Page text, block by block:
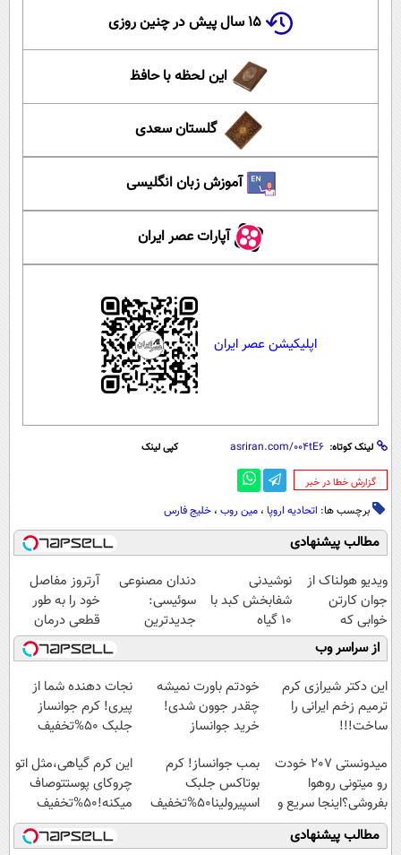
۱۵ سال پیش در چنین روزی
این لحظه با حافظ
گلستان سعدی
آموزش زبان انگلیسی
آپارات عصر ایران
اپلیکیشن عصر ایران
لینک کوتاه: کپی لینک
‌گزارش خطا در خبر
برچسب ها: اتحادیه اروپا ، مین روب ، خلیج فارس
مطالب پیشنهادی
ویدیو هولناک از
جوان کارتن
خوابی که
میلیاردر شد.
آموزش رایگان
نوشیدنی
شفابخش کبد با
10 گیاه
موثر(تخفیف تا
امشب)
دندان مصنوعی
سوئیسی:
جدیدترین
فناوری اروپا،
سبک و مقاوم |
پرداخت قسطی
آرتروز مفاصل
خود را به طور
قطعی درمان
کنید!
◗پرسش‌نامه◖
از سراسر وب
این دکتر شیرازی کرم
ترمیم زخم ایرانی را
ساخت!!!
خودتم باورت نمیشه
چقدر جوون شدی!
خرید جوانساز
ویژه
نجات دهنده شما از
پیری! کرم جوانساز
جلبک 50%تخفیف
میدونستی 207 خودت
رو میتونی روهوا
بفروشی؟اینجا سریع و
راحت بفروش
بمب جوانساز! کرم
بوتاکس جلبک
اسپیرولینا50%تخفیف
این کرم گیاهی،مثل اتو
چروکای پوستتوصاف
میکنه!50%تخفیف
مطالب پیشنهادی